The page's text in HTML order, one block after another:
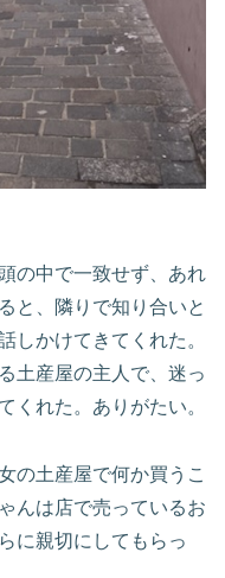
の中で一致せず、あれ
と、隣りで知り合いと
しかけてきてくれた。
土産屋の主人で、迷っ
くれた。ありがたい。
の土産屋で何か買うこ
んは店で売っているお
に親切にしてもらっ